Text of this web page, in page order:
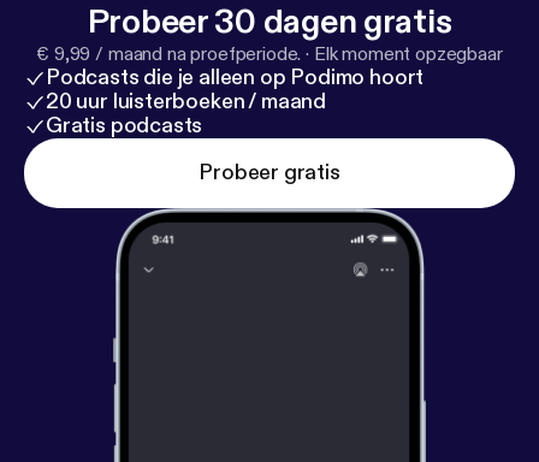
Probeer 30 dagen gratis
€ 9,99 / maand na proefperiode. · Elk moment opzegbaar
Podcasts die je alleen op Podimo hoort
20 uur luisterboeken / maand
Gratis podcasts
Probeer gratis